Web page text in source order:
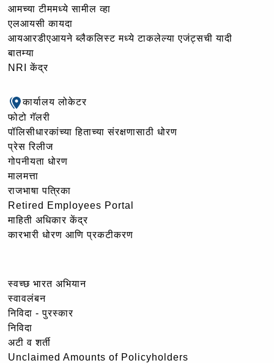
आमच्या टीममध्ये सामील व्हा
एलआयसी कायदा
आयआरडीएआयने ब्लैकलिस्ट मध्ये टाकलेल्या एजंट्सची यादी
बातम्या
NRI केंद्र
कार्यालय लोकेटर
फोटो गॅलरी
पॉलिसीधारकांच्या हिताच्या संरक्षणासाठी धोरण
प्रेस रिलीज
गोपनीयता धोरण
मालमत्ता
राजभाषा पत्रिका
Retired Employees Portal
माहिती अधिकार केंद्र
कारभारी धोरण आणि प्रकटीकरण
स्वच्छ भारत अभियान
स्वावलंबन
निविदा - पुरस्कार
निविदा
अटी व शर्ती
Unclaimed Amounts of Policyholders